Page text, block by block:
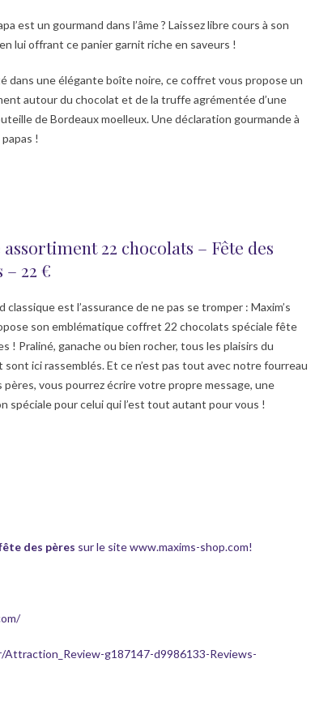
est un gourmand dans l’âme ? Laissez libre cours à son
lui offrant ce panier garnit riche en saveurs !
dans une élégante boîte noire, ce coffret vous propose un
autour du chocolat et de la truffe agrémentée d’une
de Bordeaux moelleux. Une déclaration gourmande à
!
22 chocolats – Fête des
– 22 €
classique est l’assurance de ne pas se tromper : Maxim’s
son emblématique coffret 22 chocolats spéciale fête
! Praliné, ganache ou bien rocher, tous les plaisirs du
sont ici rassemblés. Et ce n’est pas tout avec notre fourreau
pères, vous pourrez écrire votre propre message, une
spéciale pour celui qui l’est tout autant pour vous !
des pères sur le sitewww.maxims-shop.com!
g187147-d9986133-Reviews-